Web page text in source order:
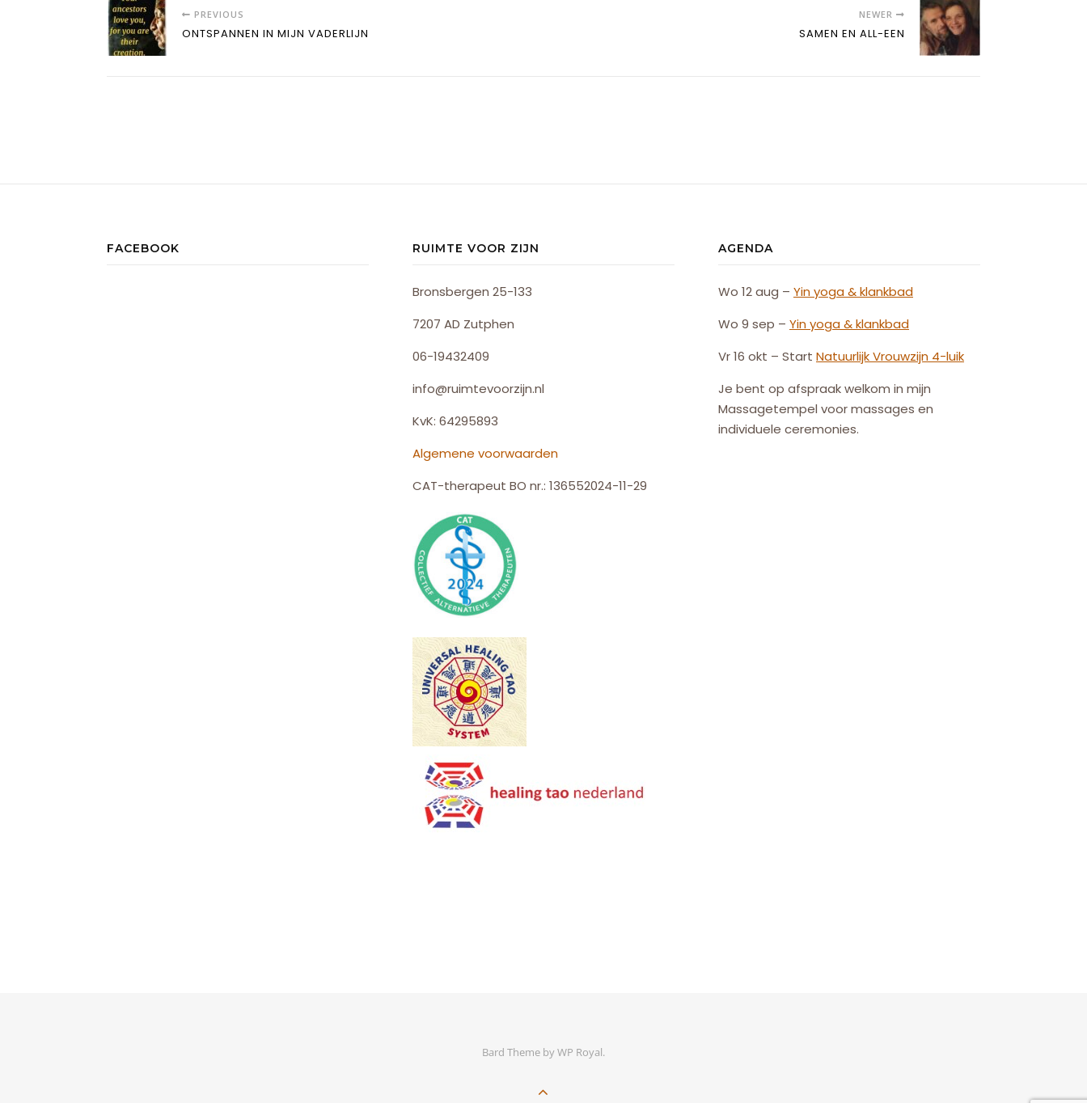
PREVIOUS
ONTSPANNEN IN MIJN VADERLIJN
NEWER
SAMEN EN ALL-EEN
FACEBOOK RUIMTE VOOR ZIJN
Bronsbergen 25-133
7207 AD Zutphen
06-19432409
info@ruimtevoorzijn.nl
KvK: 64295893
Algemene voorwaarden
CAT-therapeut BO nr.: 136552024-11-29
AGENDA
Wo 12 aug – Yin yoga & klankbad
Wo 9 sep – Yin yoga & klankbad
Vr 16 okt – Start NatuurlijkVrouwzijn 4-luik
Je bent op afspraak welkom in mijn
Massagetempel voor massages en
individuele ceremonies.
Bard Theme byWP Royal.